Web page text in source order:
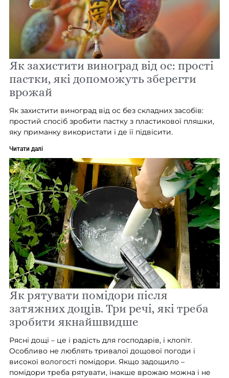
Як захистити виноград від ос: прості
пастки, які допоможуть зберегти
врожай
Як захистити виноград від ос без складних засобів:
простий спосіб зробити пастку з пластикової пляшки,
яку приманку використати і де її підвісити.
Читати далі
Як рятувати помідори після
затяжних дощів. Три речі, які треба
зробити якнайшвидше
Рясні дощі – це і радість для господарів, і клопіт.
Особливо не люблять тривалої дощової погоди і
високої вологості помідори. Якщо задощило –
помідори треба рятувати, інакше врожаю можна і не